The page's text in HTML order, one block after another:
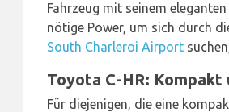
Fahrzeug mit seinem
nötige Power, um sich durch
South Charleroi Airport
Toyota C-HR:
Für diejenigen, die eine